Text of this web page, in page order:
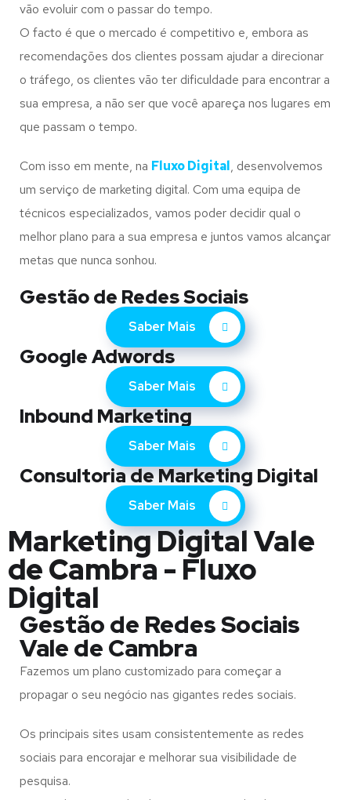
vão evoluir com o passar do tempo.
O facto é que o mercado é competitivo e, embora as
recomendações dos clientes possam ajudar a direcionar
o tráfego, os clientes vão ter dificuldade para encontrar a
sua empresa, a não ser que você apareça nos lugares em
que passam o tempo.
Com isso em mente, na Fluxo Digital, desenvolvemos
um serviço de marketing digital. Com uma equipa de
técnicos especializados, vamos poder decidir qual o
melhor plano para a sua empresa e juntos vamos alcançar
metas que nunca sonhou.
Gestão de Redes Sociais
Saber Mais
Google Adwords
Saber Mais
Inbound Marketing
Saber Mais
Consultoria de Marketing Digital
Saber Mais
Marketing Digital Vale
de Cambra - Fluxo
Digital
Gestão de Redes Sociais
Vale de Cambra
Fazemos um plano customizado para começar a
propagar o seu negócio nas gigantes redes sociais.
Os principais sites usam consistentemente as redes
sociais para encorajar e melhorar sua visibilidade de
pesquisa.